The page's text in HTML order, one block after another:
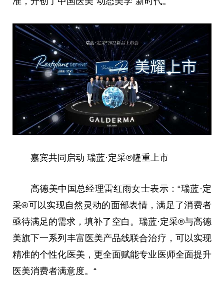
嘉宾共同启动 瑞蓝·定采®隆重上市
高德美中国 总经理雷红雨女士表示：“瑞蓝·定
采®可以实现自然灵动的面部表情，满足了消费者
亟待满足的需求，填补了空白。瑞蓝·定采®与高德
美旗下一系列丰富医美产品线联合治疗，可以实现
精准的个性化医美，更全面赋能专业医师全面提升
医美消费者满意度。“